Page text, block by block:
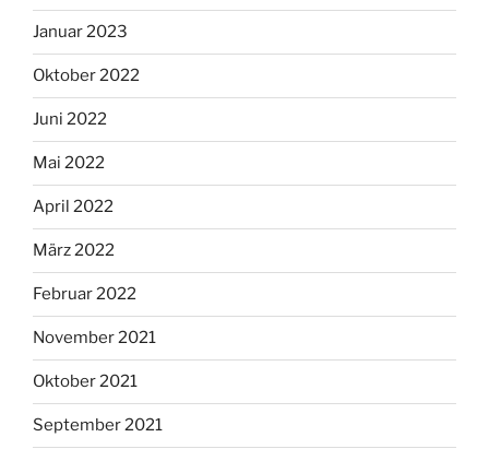
Januar 2023
Oktober 2022
Juni 2022
Mai 2022
April 2022
März 2022
Februar 2022
November 2021
Oktober 2021
September 2021